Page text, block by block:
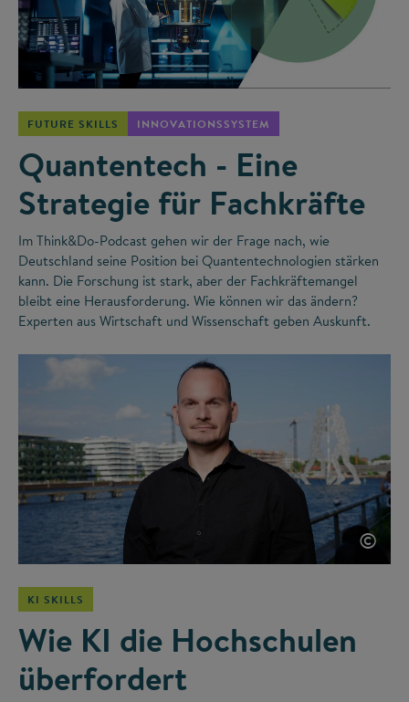
FUTURE SKILLS INNOVATIONSSYSTEM
Quantentech - Eine
Strategie für Fachkräfte
Im Think&Do-Podcast gehen wir der Frage nach, wie
Deutschland seine Position bei Quantentechnologien stärken
kann. Die Forschung ist stark, aber der Fachkräftemangel
bleibt eine Herausforderung. Wie können wir das ändern?
Experten aus Wirtschaft und Wissenschaft geben Auskunft.
©
KI SKILLS
Wie KI die Hochschulen
überfordert